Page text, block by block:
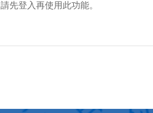
請先登入再使用此功能。